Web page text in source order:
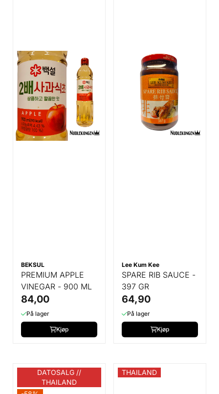
BEKSUL
PREMIUM APPLE
VINEGAR - 900 ML
84,00
På lager
Kjøp
Lee Kum Kee
SPARE RIB SAUCE -
397 GR
64,90
På lager
Kjøp
DATOSALG //
THAILAND
THAILAND